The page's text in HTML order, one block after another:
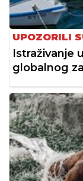
UPOZORILI
Istraživanje
globalnog